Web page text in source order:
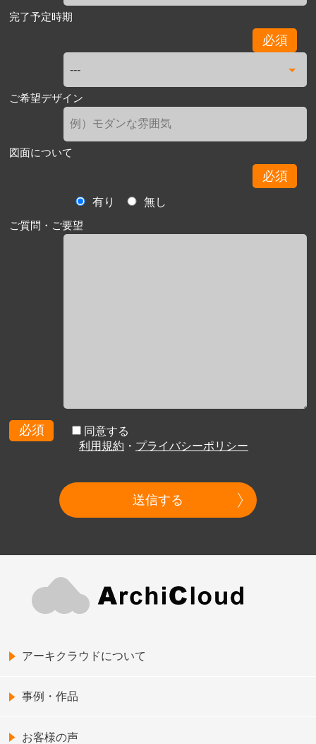
完了予定時期
必須
ご希望デザイン
図面について
必須
有り
無し
ご質問・ご要望
必須
同意する
利用規約 ・ プライバシーポリシー
送信する
アーキクラウドについて
事例・作品
お客様の声